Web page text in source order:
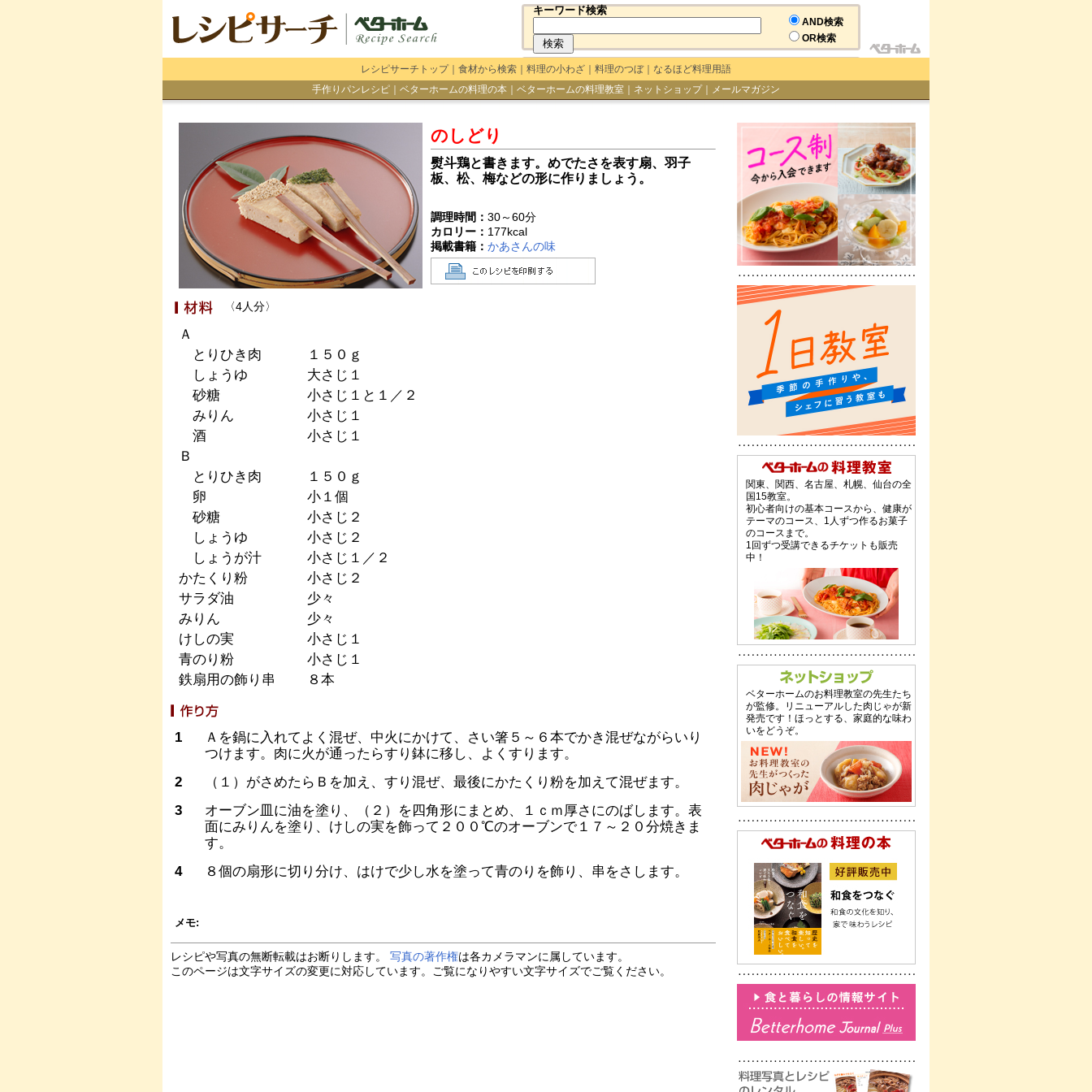
キーワード検索
AND検索
OR検索
レシピサーチトップ｜ 食材から検索 料理の小わざ 料理のつぼ｜ なるほど料理用語
手作りパンレシピ
ベターホームの料理の本 ベターホームの料理教室 ネットショップ｜ メールマガジン
のしどり
熨斗鶏と書きます。めでたさを表す扇、羽子
板、松、梅などの形に作りましょう。
調理時間： 30～60分
カロリー： 177kcal
掲載書籍： かあさんの味
〈4人分〉
Ａ
とりひき肉
１５０ｇ
しょうゆ
大さじ１
砂糖
小さじ１と１／２
みりん
小さじ１
酒
小さじ１
Ｂ
とりひき肉
１５０ｇ
卵
小１個
砂糖
小さじ２
しょうゆ
小さじ２
しょうが汁
小さじ１／２
かたくり粉
小さじ２
サラダ油
少々
みりん
少々
けしの実
小さじ１
青のり粉
小さじ１
鉄扇用の飾り串
８本
1
Ａを鍋に入れてよく混ぜ、中火にかけて、さい箸５～６本でかき混ぜながらいり
つけます。肉に火が通ったらすり鉢に移し、よくすります。
2
（１）がさめたらＢを加え、すり混ぜ、最後にかたくり粉を加えて混ぜます。
3
オーブン皿に油を塗り、（２）を四角形にまとめ、１ｃｍ厚さにのばします。表
面にみりんを塗り、けしの実を飾って２００℃のオーブンで１７～２０分焼きま
す。
4
８個の扇形に切り分け、はけで少し水を塗って青のりを飾り、串をさします。
メモ:
レシピや写真の無断転載はお断りします。 写真の著作権は各カメラマンに属しています。
このページは文字サイズの変更に対応しています。ご覧になりやすい文字サイズでご覧ください。
関東、関西、名古屋、札幌、仙台の全
国15教室。
初心者向けの基本コースから、健康が
テーマのコース、1人ずつ作るお菓子
のコースまで。
1回ずつ受講できるチケットも販売
中！
ベターホームのお料理教室の先生たち
が監修。リニューアルした肉じゃが新
発売です！ほっとする、家庭的な味わ
いをどうぞ。